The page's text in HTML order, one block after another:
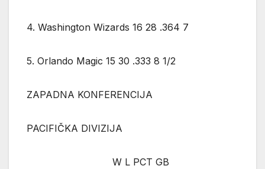
4. Washington Wizards 16 28 .364 7
5. Orlando Magic 15 30 .333 8 1/2
ZAPADNA KONFERENCIJA
PACIFIČKA DIVIZIJA
W L PCT GB